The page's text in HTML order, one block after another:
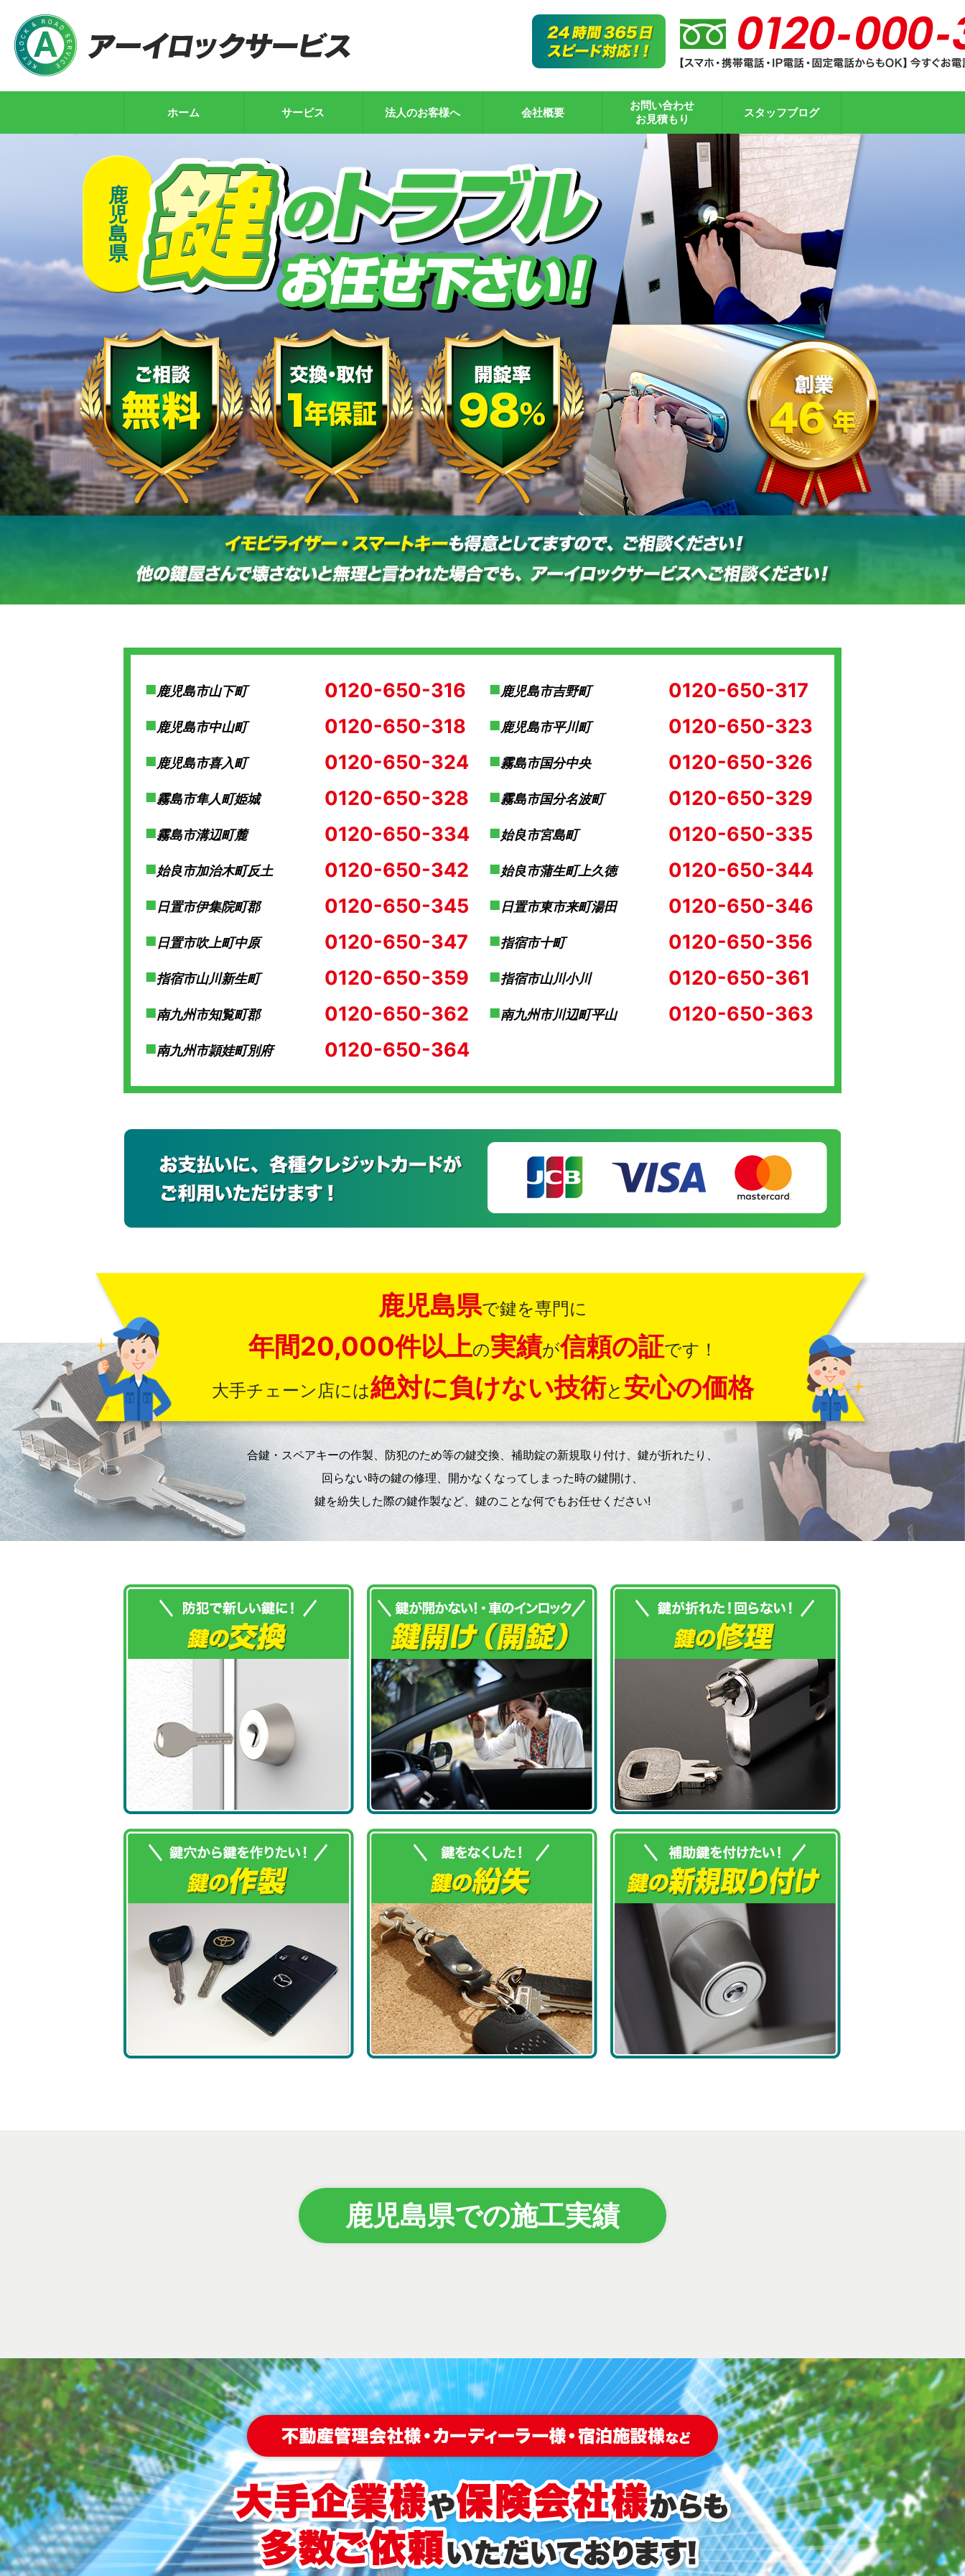
ホーム サービス 法人のお客様へ 会社概要
お問い合わせ
お見積もり
スタッフブログ
鹿
児
島
県
鹿児島市山下町 0120-650-316 鹿児島市吉野町 0120-650-317
鹿児島市中山町 0120-650-318 鹿児島市平川町 0120-650-323
鹿児島市喜入町 0120-650-324 霧島市国分中央 0120-650-326
霧島市隼人町姫城 0120-650-328 霧島市国分名波町 0120-650-329
霧島市溝辺町麓 0120-650-334 始良市宮島町 0120-650-335
始良市加治木町反土 0120-650-342 始良市蒲生町上久徳 0120-650-344
日置市伊集院町郡 0120-650-345 日置市東市来町湯田 0120-650-346
日置市吹上町中原 0120-650-347 指宿市十町 0120-650-356
指宿市山川新生町 0120-650-359 指宿市山川小川 0120-650-361
南九州市知覧町郡 0120-650-362 南九州市川辺町平山 0120-650-363
南九州市頴娃町別府 0120-650-364
鹿児島県で鍵を専門に
年間20,000件以上の実績が信頼の証です！
大手チェーン店には絶対に負けない技術と 安心の価格
合鍵・スペアキーの作製、防犯のため等の鍵交換、補助錠の新規取り付け、鍵が折れたり、
回らない時の鍵の修理、開かなくなってしまった時の鍵開け、
鍵を紛失した際の鍵作製など、鍵のことな何でもお任せください!
鹿児島県での施工実績